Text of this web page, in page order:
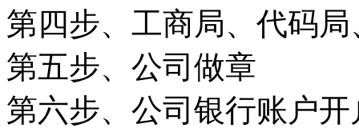
第四步、工商局、代码
第五步、公司做章
第六步、公司银行账户开